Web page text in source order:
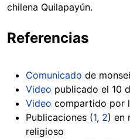
chilena Quilapayún.
Referencias
Comunicado de
Video publicado el 10
Video compartido por
Publicaciones (1, 2) en
religioso